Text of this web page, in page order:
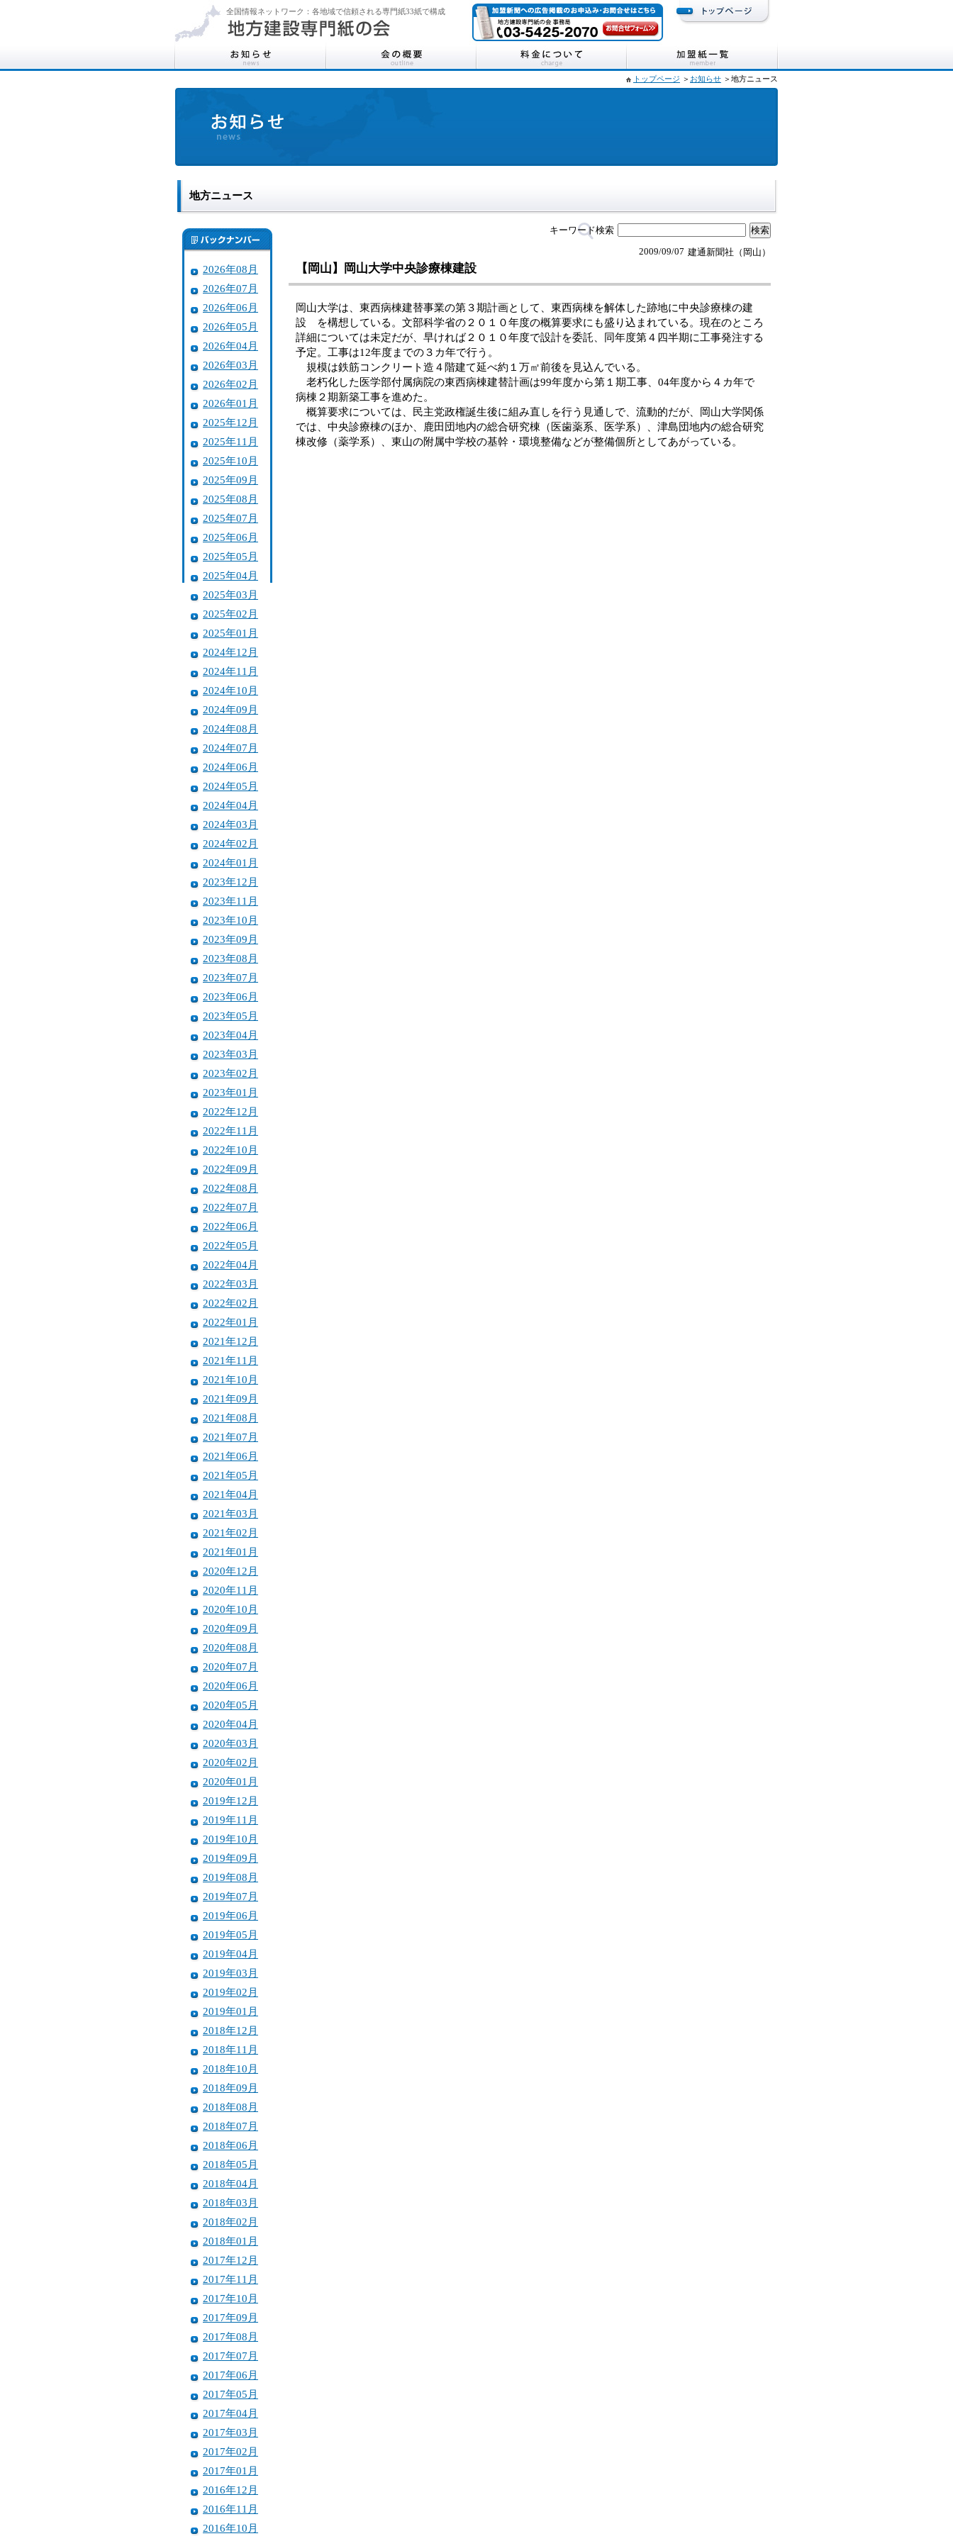
全国情報ネットワーク：各地域で信頼される専門紙33紙で構成
トップページ ＞ お知らせ ＞地方ニュース
地方ニュース
2026年08月
2026年07月
2026年06月
2026年05月
2026年04月
2026年03月
2026年02月
2026年01月
2025年12月
2025年11月
2025年10月
2025年09月
2025年08月
2025年07月
2025年06月
2025年05月
2025年04月
2025年03月
2025年02月
2025年01月
2024年12月
2024年11月
2024年10月
2024年09月
2024年08月
2024年07月
2024年06月
2024年05月
2024年04月
2024年03月
2024年02月
2024年01月
2023年12月
2023年11月
2023年10月
2023年09月
2023年08月
2023年07月
2023年06月
2023年05月
2023年04月
2023年03月
2023年02月
2023年01月
2022年12月
2022年11月
2022年10月
2022年09月
2022年08月
2022年07月
2022年06月
2022年05月
2022年04月
2022年03月
2022年02月
2022年01月
2021年12月
2021年11月
2021年10月
2021年09月
2021年08月
2021年07月
2021年06月
2021年05月
2021年04月
2021年03月
2021年02月
2021年01月
2020年12月
2020年11月
2020年10月
2020年09月
2020年08月
2020年07月
2020年06月
2020年05月
2020年04月
2020年03月
2020年02月
2020年01月
2019年12月
2019年11月
2019年10月
2019年09月
2019年08月
2019年07月
2019年06月
2019年05月
2019年04月
2019年03月
2019年02月
2019年01月
2018年12月
2018年11月
2018年10月
2018年09月
2018年08月
2018年07月
2018年06月
2018年05月
2018年04月
2018年03月
2018年02月
2018年01月
2017年12月
2017年11月
2017年10月
2017年09月
2017年08月
2017年07月
2017年06月
2017年05月
2017年04月
2017年03月
2017年02月
2017年01月
2016年12月
2016年11月
2016年10月
キーワード検索
建通新聞社（岡山）
2009/09/07
【岡山】岡山大学中央診療棟建設
岡山大学は、東西病棟建替事業の第３期計画として、東西病棟を解体した跡地に中央診療棟の建
設 を構想している。文部科学省の２０１０年度の概算要求にも盛り込まれている。現在のところ
詳細については未定だが、早ければ２０１０年度で設計を委託、同年度第４四半期に工事発注する
予定。工事は12年度までの３カ年で行う。
規模は鉄筋コンクリート造４階建て延べ約１万㎡前後を見込んでいる。
老朽化した医学部付属病院の東西病棟建替計画は99年度から第１期工事、04年度から４カ年で
病棟２期新築工事を進めた。
概算要求については、民主党政権誕生後に組み直しを行う見通しで、流動的だが、岡山大学関係
では、中央診療棟のほか、鹿田団地内の総合研究棟（医歯薬系、医学系）、津島団地内の総合研究
棟改修（薬学系）、東山の附属中学校の基幹・環境整備などが整備個所としてあがっている。